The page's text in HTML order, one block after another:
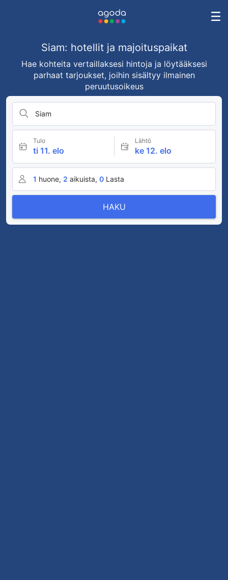
Siam: hotellit ja majoituspaikat
Hae kohteita vertaillaksesi hintoja ja löytääksesi
parhaat tarjoukset, joihin sisältyy ilmainen
peruutusoikeus
Siam
Tulo
ti 11. elo
Lähtö
ke 12. elo
1 huone, 2 aikuista, 0 Lasta
HAKU